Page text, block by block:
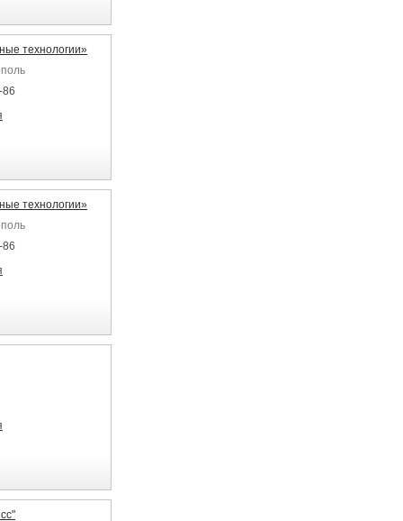
технологии»
86
технологии»
86